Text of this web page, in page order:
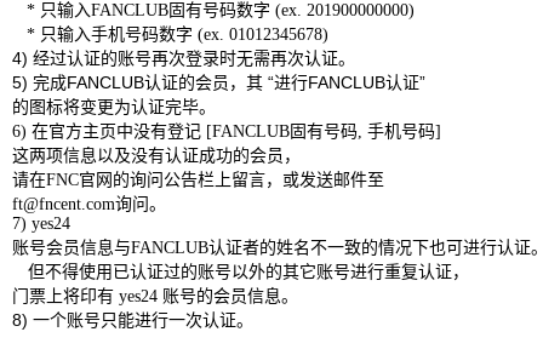
* 只输入FANCLUB 固有号码数字 (ex. 201900000000)
* 只输入手机号码数字 (ex. 01012345678)
4) 经过认证的账号再次登录时无需再次认证。
5) 完成FANCLUB认证的会员 ，其 “进行FANCLUB认证”
的图标将变更为认证完毕。
6) 在官方主 页 中没有登记 [FANCLUB 固有号码, 手机号码]
这两项信息以及没有认证成功的会员，
请在FNC官网的询问公告栏上留言，或发送邮件至
ft@fncent.com询问。
7) yes24
账号会员信息与FANCLUB认证者的姓名不一致的情况下也可进行认证
但不得使用已认证过的账号以外的其它账号进行重复认证，
门票上将印有 yes24 账号的会员信息。
8) 一个账号只能进行一次认证。